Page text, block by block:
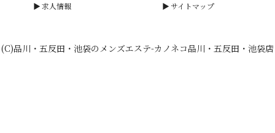
求人情報
サイトマップ
(C)品川・五反田・池袋のメンズエステ-カノネコ品川・五反田・池袋店